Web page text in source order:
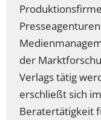
der
Verlags tätig
erschließt sich
Beratertätigkeit